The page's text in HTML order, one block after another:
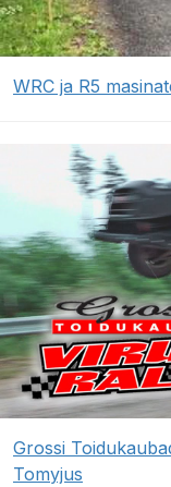
WRC ja R5
Grossi
Tomyjus